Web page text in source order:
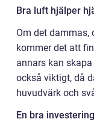
Bra luft hjälper
Om det dammas,
kommer det att
annars kan
också viktigt, då
huvudvärk och
En bra